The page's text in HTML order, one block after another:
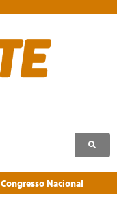
Congresso Nacional